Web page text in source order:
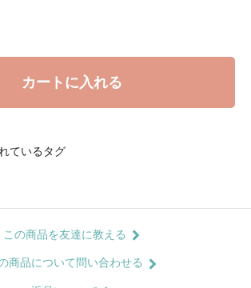
カートに入れる
ているタグ
この商品を友達に教える
商品について問い合わせる